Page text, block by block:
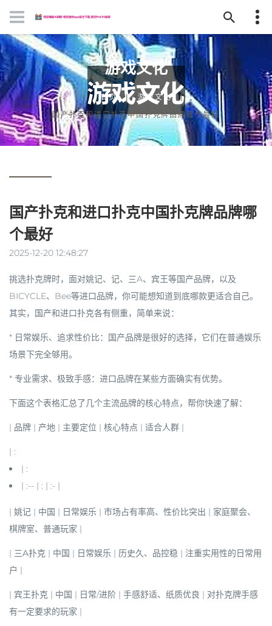
游戏文化
首页
游戏文化
国产扑克和进口扑克中国扑克牌品牌哪个最好
国产扑克和进口扑克中国扑克牌品牌哪
个最好
2025-12-20 12:48:27
挑选扑克牌时，面对姚记、记、三A、宾王等国产品牌，以及
BICYCLE、Bee等进口品牌，你可能想知道到底哪款更适合自己。
其实，国产和进口扑克各有侧重，简单来说：
* 日常娱乐、追求性价比： 国产品牌是很好的选择，它们在普通娱乐
场景下完全够用。
* 专业需求、极致手感： 进口品牌在某些方面确实有优势。
下面这个表格汇总了几个主流品牌的核心特点，帮你快速了解：
| 品牌 | 产地 | 主要定位 | 核心特点 | 适合人群 |
| :
| :
| :-- | : | :- |
| 姚记 | 中国 | 日常娱乐 | 市场占有率高、性价比突出 | 家庭聚会、
棋牌室、普通玩家 |
| 三A扑克 | 中国 | 日常娱乐 | 历史久、品控稳 | 注重实用性的日常用
户 |
| 宾王扑克 | 中国 | 日常/进阶 | 手感舒适、纸质优良 | 对扑克牌手感
有一定要求的玩家 |